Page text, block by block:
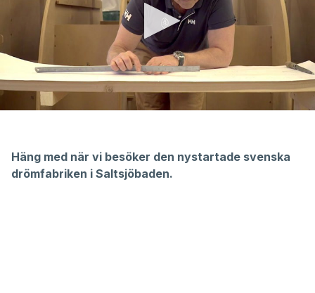
minutes,
Häng med när vi besöker den nystartade svenska
drömfabriken i Saltsjöbaden.